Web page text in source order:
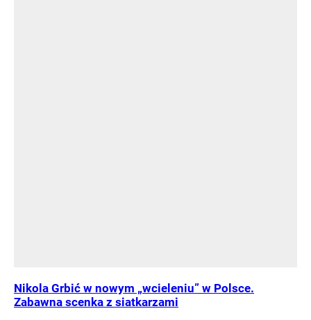
Nikola Grbić w nowym „wcieleniu” w Polsce.
Zabawna scenka z siatkarzami